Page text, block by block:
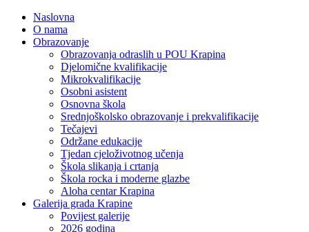
Naslovna
O nama
Obrazovanje
Obrazovanja odraslih u POU Krapina
Djelomične kvalifikacije
Mikrokvalifikacije
Osobni asistent
Osnovna škola
Srednjoškolsko obrazovanje i prekvalifikacije
Tečajevi
Održane edukacije
Tjedan cjeloživotnog učenja
Škola slikanja i crtanja
Škola rocka i moderne glazbe
Aloha centar Krapina
Galerija grada Krapine
Povijest galerije
2026 godina